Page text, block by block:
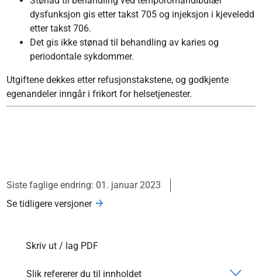
dysfunksjon gis etter takst 705 og injeksjon i kjeveledd
etter takst 706.
Det gis ikke stønad til behandling av karies og
periodontale sykdommer.
Utgiftene dekkes etter refusjonstakstene, og godkjente
egenandeler inngår i frikort for helsetjenester.
Siste faglige endring: 01. januar 2023
Se tidligere versjoner
Skriv ut / lag PDF
Slik refererer du til innholdet